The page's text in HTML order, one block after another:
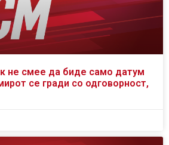
не смее да биде само датум
се гради со одговорност,